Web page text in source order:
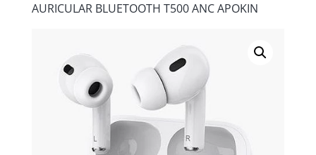
AURICULAR BLUETOOTH T500 ANC APOKIN